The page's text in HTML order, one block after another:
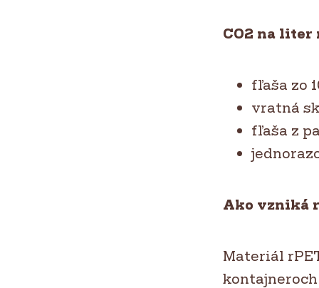
CO2 na liter
fľaša zo
vratná
fľaša z
Ako vzniká
Materiál